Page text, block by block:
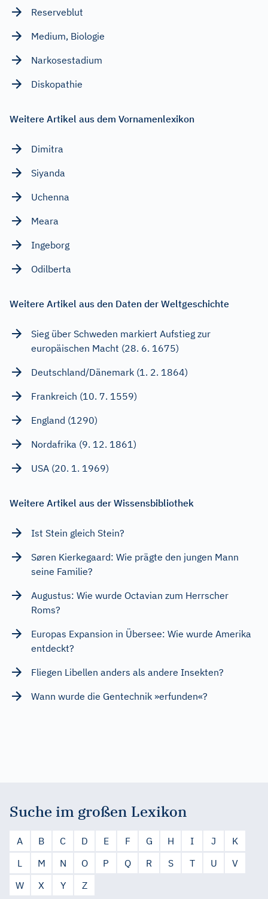
Reserveblut
Medium, Biologie
Narkosestadium
Diskopathie
Weitere Artikel aus dem Vornamenlexikon
Dimitra
Siyanda
Uchenna
Meara
Ingeborg
Odilberta
Weitere Artikel aus den Daten der Weltgeschichte
Sieg über Schweden markiert Aufstieg zur
europäischen Macht (28. 6. 1675)
Deutschland/Dänemark (1. 2. 1864)
Frankreich (10. 7. 1559)
England (1290)
Nordafrika (9. 12. 1861)
USA (20. 1. 1969)
Weitere Artikel aus der Wissensbibliothek
Ist Stein gleich Stein?
Søren Kierkegaard: Wie prägte den jungen Mann
seine Familie?
Augustus: Wie wurde Octavian zum Herrscher
Roms?
Europas Expansion in Übersee: Wie wurde Amerika
entdeckt?
Fliegen Libellen anders als andere Insekten?
Wann wurde die Gentechnik »erfunden«?
Suche im großen Lexikon
A B C D E F G H I J
K
L
M N O P Q R S T U
V
W
X Y Z